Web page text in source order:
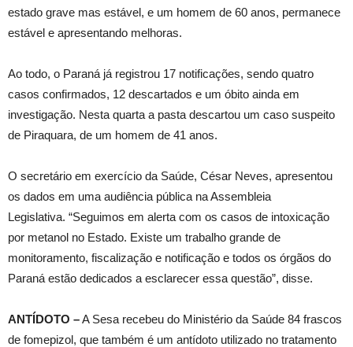
estado grave mas estável, e um homem de 60 anos, permanece
estável e apresentando melhoras.
Ao todo, o Paraná já registrou 17 notificações, sendo quatro
casos confirmados, 12 descartados e um óbito ainda em
investigação. Nesta quarta a pasta descartou um caso suspeito
de Piraquara, de um homem de 41 anos.
O secretário em exercício da Saúde, César Neves, apresentou
os dados em uma audiência pública na Assembleia
Legislativa. “Seguimos em alerta com os casos de intoxicação
por metanol no Estado. Existe um trabalho grande de
monitoramento, fiscalização e notificação e todos os órgãos do
Paraná estão dedicados a esclarecer essa questão”, disse.
ANTÍDOTO –A Sesa recebeu do Ministério da Saúde 84 frascos
de fomepizol, que também é um antídoto utilizado no tratamento